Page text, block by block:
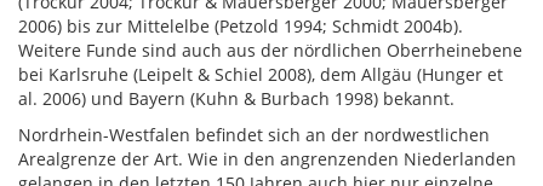
2006) bis zur Mittelelbe (Petzold 1994; Schmidt 2004b).
Weitere Funde sind auch aus der nördlichen Oberrheinebene
bei Karlsruhe (Leipelt & Schiel 2008), dem Allgäu (Hunger et
al. 2006) und Bayern (Kuhn & Burbach 1998) bekannt.
Nordrhein-Westfalen befindet sich an der nordwestlichen
Arealgrenze der Art. Wie in den angrenzenden Niederlanden